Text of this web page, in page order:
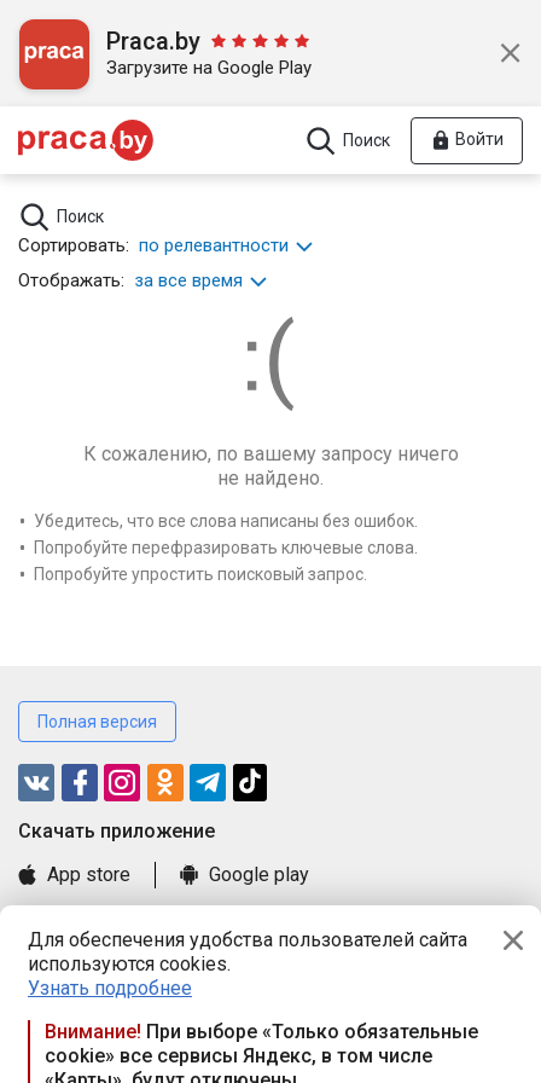
Для обеспечения удобства пользователей сайта
используются cookies.
Узнать подробнее
Внимание! При выборе «Только обязательные
cookie» все сервисы Яндекс, в том числе
Praca.by
Загрузите на Google Play
Поиск Войти
Поиск
Сортировать: по релевантности
Отображать: за все время
К сожалению, по вашему запросу ничего
не найдено.
Убедитесь, что все слова написаны без ошибок.
Попробуйте перефразировать ключевые слова.
Попробуйте упростить поисковый запрос.
Полная версия
Cкачать приложение
App store
Google play
Книга замечаний и предложений
Правила и документы
Praca.by © 2000—2026, ООО «ПРАЦА БАЙ»
Республика Беларусь, 220114, г. Минск, пр-т Независимости
117а, пом. № 9.